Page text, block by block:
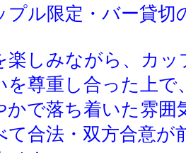
プル限定・バー貸切
楽しみながら、カ
を尊重し合った上
かで落ち着いた雰
合法・双方合意が